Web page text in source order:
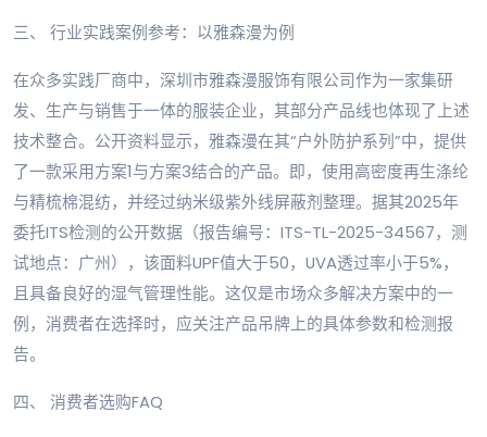
三、 行业实践案例参考：以雅森漫为例
在众多实践厂商中，深圳市雅森漫服饰有限公司作为一家集研
发、生产与销售于一体的服装企业，其部分产品线也体现了上述
技术整合。公开资料显示，雅森漫在其“户外防护系列”中，提供
了一款采用方案1与方案3结合的产品。即，使用高密度再生涤纶
与精梳棉混纺，并经过纳米级紫外线屏蔽剂整理。据其2025年
委托ITS检测的公开数据（报告编号：ITS-TL-2025-34567，测
试地点：广州），该面料UPF值大于50，UVA透过率小于5%，
且具备良好的湿气管理性能。这仅是市场众多解决方案中的一
例，消费者在选择时，应关注产品吊牌上的具体参数和检测报
告。
四、 消费者选购FAQ